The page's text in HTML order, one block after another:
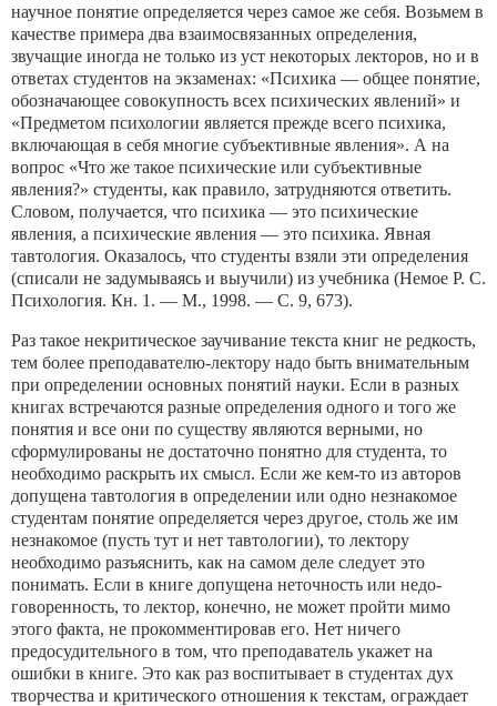
научное понятие определя­ется через самое же себя. Возьмем в
качестве примера два взаи­мосвязанных определения,
звучащие иногда не только из уст не­которых лекторов, но и в
ответах студентов на экзаменах: «Пси­хика — общее понятие,
обозначающее совокупность всех психи­ческих явлений» и
«Предметом психологии является прежде всего психика,
включающая в себя многие субъективные явления». А на
вопрос «Что же такое психические или субъективные
явления?» студенты, как правило, затрудняются ответить.
Сло­вом, получается, что психика — это психические
явления, а пси­хические явления — это психика. Явная
тавтология. Оказалось, что студенты взяли эти определения
(списали не задумываясь и выучили) из учебника (Немое Р. С.
Психология. Кн. 1. — М., 1998. — С. 9, 673).
Раз такое некритическое заучивание текста книг не редкость,
тем более преподавателю-лектору надо быть внимательным
при определении основных понятий науки. Если в разных
книгах встречаются разные определения одного и того же
понятия и все они по существу являются верными, но
сформулированы не дос­таточно понятно для студента, то
необходимо раскрыть их смысл. Если же кем-то из авторов
допущена тавтология в опре­делении или одно незнакомое
студентам понятие определяется через другое, столь же им
незнакомое (пусть тут и нет тавтоло­гии), то лектору
необходимо разъяснить, как на самом деле сле­дует это
понимать. Если в книге допущена неточность или недо­
говоренность, то лектор, конечно, не может пройти мимо
этого факта, не прокомментировав его. Нет ничего
предосудительно­го в том, что преподаватель укажет на
ошибки в книге. Это как раз воспитывает в студентах дух
творчества и критического отношения к текстам, ограждает